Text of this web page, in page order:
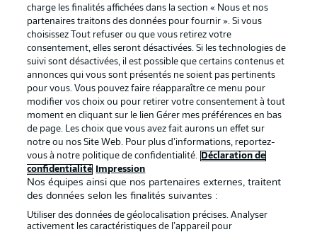
BUNDESLIGA APP
Proposé par
charge les finalités affichées dans la section « Nous et nos
partenaires traitons des données pour fournir ». Si vous
choisissez Tout refuser ou que vous retirez votre
consentement, elles seront désactivées. Si les technologies de
suivi sont désactivées, il est possible que certains contenus et
annonces qui vous sont présentés ne soient pas pertinents
pour vous. Vous pouvez faire réapparaître ce menu pour
modifier vos choix ou pour retirer votre consentement à tout
moment en cliquant sur le lien Gérer mes préférences en bas
de page. Les choix que vous avez fait aurons un effet sur
notre ou nos Site Web. Pour plus d’informations, reportez-
vous à notre politique de confidentialité.
Déclaration de
confidentialité
Impression
Nos équipes ainsi que nos partenaires externes, traitent
des données selon les finalités suivantes :
Utiliser des données de géolocalisation précises. Analyser
activement les caractéristiques de l’appareil pour